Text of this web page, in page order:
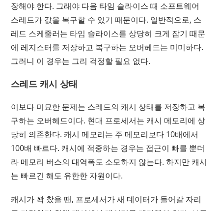
장해야 한다. 그래야 다음 타임 슬라이스 때 소프트웨어
스레드가 값을 복구할 수 있기 때문이다. 일반적으로, 스
레드 스케줄러는 타임 슬라이스를 상당히 크게 잡기 때문
에 레지스터를 저장하고 복구하는 오버헤드는 미미하다.
그러니 이 경우는 그리 걱정할 필요 없다.
스레드 캐시 상태
이보다 미묘한 문제는 스레드의 캐시 상태를 저장하고 복
구하는 오버헤드이다. 현대 프로세서는 캐시 메모리에 상
당히 의존한다. 캐시 메모리는 주 메모리보다 10배에서
100배 빠르다. 캐시에 적중하는 경우는 접근이 빠를 뿐더
라 메모리 버스의 대역폭도 소모하지 않는다. 하지만 캐시
는 빠르긴 해도 유한한 자원이다.
캐시가 꽉 찼을 땐, 프로세서가 새 데이터가 들어갈 자리